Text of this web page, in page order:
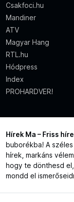
Csakfoci.hu
Mandiner
ATV
Magyar Hang
RTL.hu
Hódpress
Index
PROHARDVER!
Hírek Ma – Friss
buborékba! A
hírek, markáns
hogy te dönthesd
mondd el